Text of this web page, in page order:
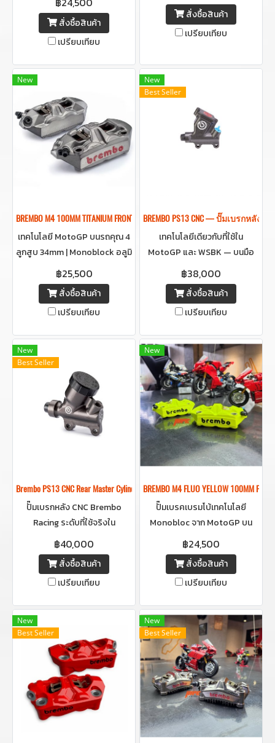
สั่งซื้อสินค้า
เปรียบเทียบ
สั่งซื้อสินค้า
เปรียบเทียบ
New
BREMBO M4 100MM TITANIUM FRONT BRAKE CALIPER ปั๊มเบรคเบรมโบ้สีไทเ
เทคโนโลยี MotoGP บนรถคุณ 4
ลูกสูบ 34mm | Monoblock อลูมิ
เนียม | น้ำหนักเบาเพียง 1,015 กรัม
฿25,500
สั่งซื้อสินค้า
เปรียบเทียบ
New
Best Seller
BREMBO PS13 CNC — ปั๊มเบรกหลัง
เทคโนโลยีเดียวกับที่ใช้ใน
MotoGP และ WSBK — บนมือ
คุณ ผลิตขึ้นจาก Billet
Aluminum ด้วยกระบวนการ CNC
Machined ความแม่นยำระดับ
Racing ให้ฟีลลิ่งการเบรกที่คุณ
฿38,000
สั่งซื้อสินค้า
เปรียบเทียบ
New
Best Seller
Brembo PS13 CNC Rear Master Cylinder — XA52130 ปั๊มเบรกหลัง Racing ระดั
ปั๊มเบรกหลัง CNC Brembo
Racing ระดับที่ใช้จริงใน
MotoGP / WSBK / Moto2
฿40,000
สั่งซื้อสินค้า
เปรียบเทียบ
New
BREMBO M4 FLUO YELLOW 100MM
ปั๊มเบรคเบรมโบ้เทคโนโลยี
Monobloc จาก MotoGP บน
ถนนจริงกับสีเหลืองฟลูโอสะท้อน
แสง โดดเด่นทุกมุมมอง
฿24,500
สั่งซื้อสินค้า
เปรียบเทียบ
New
Best Seller
New
Best Seller